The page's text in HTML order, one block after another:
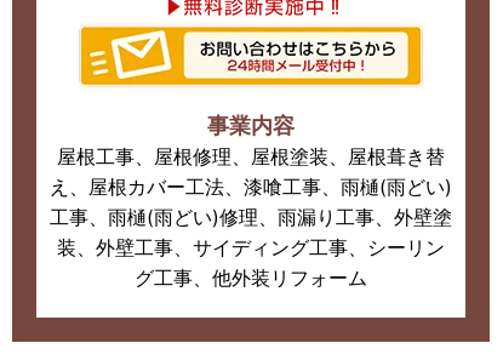
事業内容
屋根工事、屋根修理、屋根塗装、屋根葺き替
え、屋根カバー工法、漆喰工事、雨樋(雨どい)
工事、雨樋(雨どい)修理、雨漏り工事、外壁塗
装、外壁工事、サイディング工事、シーリン
グ工事、他外装リフォーム